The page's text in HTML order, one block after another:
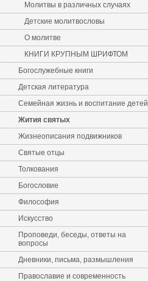
Молитвы в различных случаях
Детские молитвословы
О молитве
КНИГИ КРУПНЫМ ШРИФТОМ
Богослужебные книги
Детская литература
Семейная жизнь и воспитание детей
Жития святых
Жизнеописания подвижников
Святые отцы
Толкования
Богословие
Философия
Искусство
Проповеди, беседы, ответы на
вопросы
Дневники, письма, размышления
Православие и современность